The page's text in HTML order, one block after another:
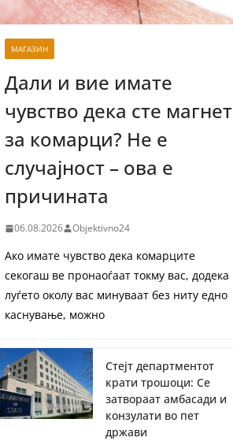
МАГАЗИН
Дали и вие имате
чувство дека сте магнет
за комарци? Не е
случајност – ова е
причината
06.08.2026 Objektivno24
Ако имате чувство дека комарците
секогаш ве пронаоѓаат токму вас, додека
луѓето околу вас минуваат без ниту едно
каснување, можно
Стејт департментот
крати трошоци: Се
затвораат амбасади и
конзулати во пет
држави